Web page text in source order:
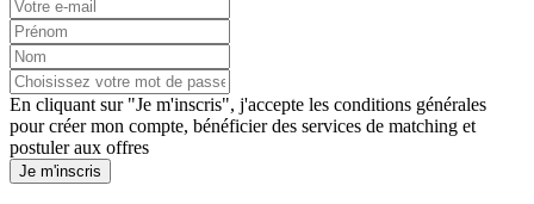
En cliquant sur "Je m'inscris", j'accepte les conditions générales
pour créer mon compte, bénéficier des services de matching et
postuler aux offres
Je m'inscris